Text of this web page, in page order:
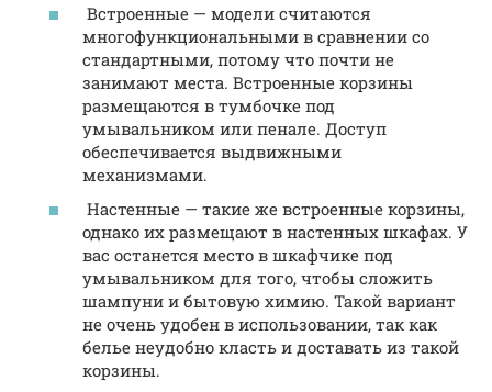
Встроенные — модели считаются
многофункциональными в сравнении со
стандартными, потому что почти не
занимают места. Встроенные корзины
размещаются в тумбочке под
умывальником или пенале. Доступ
обеспечивается выдвижными
механизмами.
Настенные — такие же встроенные корзины,
однако их размещают в настенных шкафах. У
вас останется место в шкафчике под
умывальником для того, чтобы сложить
шампуни и бытовую химию. Такой вариант
не очень удобен в использовании, так как
белье неудобно класть и доставать из такой
корзины.